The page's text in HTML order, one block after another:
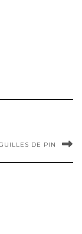
DE PIN